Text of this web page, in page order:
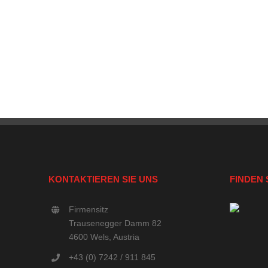
KONTAKTIEREN SIE UNS
Firmensitz
Trausenegger Damm 82
4600 Wels, Austria
+43 (0) 7242 / 911 845
FINDEN